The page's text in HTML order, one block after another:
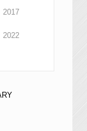
2017
2022